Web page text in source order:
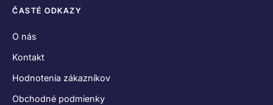
ČASTÉ ODKAZY
O nás
Kontakt
Hodnotenia zákazníkov
Obchodné podmienky